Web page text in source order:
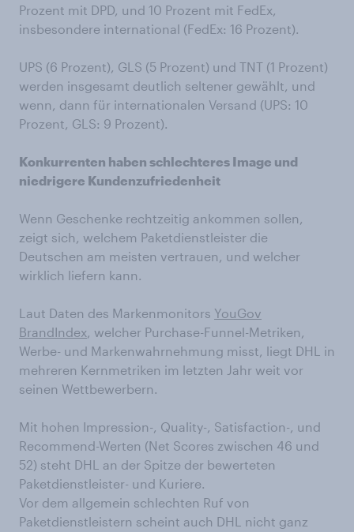
Prozent mit DPD, und 10 Prozent mit FedEx,
insbesondere international (FedEx: 16 Prozent).
UPS (6 Prozent), GLS (5 Prozent) und TNT (1 Prozent)
werden insgesamt deutlich seltener gewählt, und
wenn, dann für internationalen Versand (UPS: 10
Prozent, GLS: 9 Prozent).
Konkurrenten haben schlechteres Image und
niedrigere Kundenzufriedenheit
Wenn Geschenke rechtzeitig ankommen sollen,
zeigt sich, welchem Paketdienstleister die
Deutschen am meisten vertrauen, und welcher
wirklich liefern kann.
Laut Daten des Markenmonitors YouGov
BrandIndex, welcher Purchase-Funnel-Metriken,
Werbe- und Markenwahrnehmung misst, liegt DHL in
mehreren Kernmetriken im letzten Jahr weit vor
seinen Wettbewerbern.
Mit hohen Impression-, Quality-, Satisfaction-, und
Recommend-Werten (Net Scores zwischen 46 und
52) steht DHL an der Spitze der bewerteten
Paketdienstleister- und Kuriere.
Vor dem allgemein schlechten Ruf von
Paketdienstleistern scheint auch DHL nicht ganz